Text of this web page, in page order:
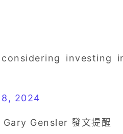
investing
2024
Gary Gensler 發文提醒